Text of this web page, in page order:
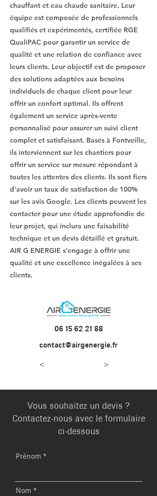
chauffant et eau chaude sanitaire. Leur
équipe est composée de professionnels
qualifiés et expérimentés, certifiée RGE
QualiPAC pour garantir un service de
qualité et une relation de confiance avec
leurs clients. Leur objectif est de proposer
des solutions adaptées aux besoins
individuels de chaque client pour leur
offrir un confort optimal. Ils offrent
également un service après-vente
personnalisé pour assurer un suivi client
complet et satisfaisant. Basés à Fontveille,
ils interviennent sur les chantiers pour
offrir un service sur mesure répondant à
toutes les attentes des clients. Ils sont fiers
d'avoir un taux de satisfaction de 100%
sur les avis Google. Les clients peuvent les
contacter pour une étude approfondie de
leur projet, qui inclura une faisabilité
technique et un devis détaillé et gratuit.
AIR G ENERGIE s'engage à offrir une
qualité et une excellence inégalées à ses
clients.
06 15 62 21 88
contact@airgenergie.fr
< >
Vous souhaitez un devis ?
Contactez-nous avec le formulaire
ci-dessous
Prénom
Nom